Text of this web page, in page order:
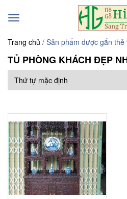
Toggle
Trang chủ / Sản phẩm được gắn thẻ
TỦ PHÒNG KHÁCH ĐẸP